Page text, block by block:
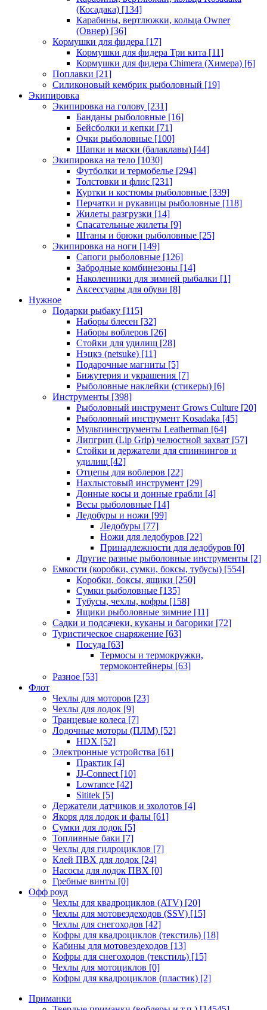
(Косадака) [134]
Карабины, вертлюжки, кольца Owner
(Овнер) [36]
Кормушки для фидера [17]
Кормушки для фидера Три кита [11]
Кормушки для фидера Chimera (Химера) [6]
Поплавки [21]
Силиконовый кембрик рыболовный [19]
Экипировка
Экипировка на голову [231]
Банданы рыболовные [16]
Бейсболки и кепки [71]
Очки рыболовные [100]
Шапки и маски (балаклавы) [44]
Экипировка на тело [1030]
Футболки и термобелье [294]
Толстовки и флис [231]
Куртки и костюмы рыболовные [339]
Перчатки и рукавицы рыболовные [118]
Жилеты разгрузки [14]
Спасательные жилеты [9]
Штаны и брюки рыболовные [25]
Экипировка на ноги [149]
Сапоги рыболовные [126]
Забродные комбинезоны [14]
Наколенники для зимней рыбалки [1]
Аксессуары для обуви [8]
Нужное
Подарки рыбаку [115]
Наборы блесен [32]
Наборы воблеров [26]
Стойки для удилищ [28]
Нэцкэ (netsuke) [11]
Подарочные магниты [5]
Бижутерия и украшения [7]
Рыболовные наклейки (стикеры) [6]
Инструменты [398]
Рыболовный инструмент Grows Culture [20]
Рыболовный инструмент Kosadaka [45]
Мультиинструменты Leatherman [64]
Липгрип (Lip Grip) челюстной захват [57]
Стойки и держатели для спиннингов и
удилищ [42]
Отцепы для воблеров [22]
Нахлыстовый инструмент [29]
Донные косы и донные грабли [4]
Весы рыболовные [14]
Ледобуры и ножи [99]
Ледобуры [77]
Ножи для ледобуров [22]
Принадлежности для ледобуров [0]
Другие разные рыболовные инструменты [2]
Емкости (коробки, сумки, боксы, тубусы) [554]
Коробки, боксы, ящики [250]
Сумки рыболовные [135]
Тубусы, чехлы, кофры [158]
Ящики рыболовные зимние [11]
Садки и подсачеки, куканы и багорики [72]
Туристическое снаряжение [63]
Посуда [63]
Термосы и термокружки,
термоконтейнеры [63]
Разное [53]
Флот
Чехлы для моторов [23]
Чехлы для лодок [9]
Транцевые колеса [7]
Лодочные моторы (ПЛМ) [52]
HDX [52]
Электронные устройства [61]
Практик [4]
JJ-Connect [10]
Lowrance [42]
Sititek [5]
Держатели датчиков и эхолотов [4]
Якоря для лодок и фалы [61]
Сумки для лодок [5]
Топливные баки [7]
Чехлы для гидроциклов [7]
Клей ПВХ для лодок [24]
Насосы для лодок ПВХ [0]
Гребные винты [0]
Офф роуд
Чехлы для квадроциклов (ATV) [20]
Чехлы для мотовездеходов (SSV) [15]
Чехлы для снегоходов [42]
Кофры для квадроциклов (текстиль) [18]
Кабины для мотовездеходов [13]
Кофры для снегоходов (текстиль) [15]
Чехлы для мотоциклов [0]
Кофры для квадроциклов (пластик) [2]
Приманки